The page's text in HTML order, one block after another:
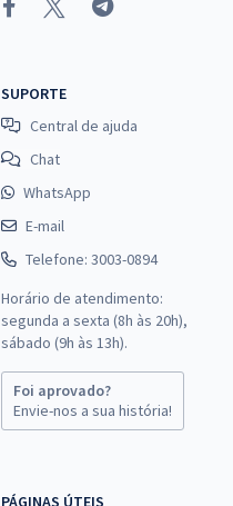
SUPORTE
Central de ajuda
Chat
WhatsApp
E-mail
Telefone: 3003-0894
Horário de atendimento:
segunda a sexta (8h às 20h),
sábado (9h às 13h).
Foi aprovado?
Envie-nos a sua história!
PÁGINAS ÚTEIS